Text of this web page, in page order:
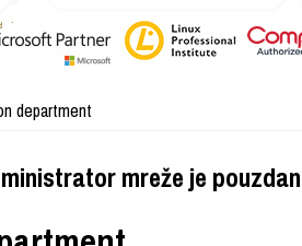
department
mreže je